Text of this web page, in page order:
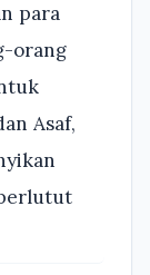
para
orang
Asaf,